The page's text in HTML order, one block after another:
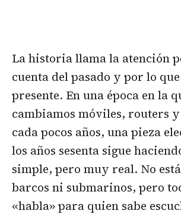
La historia llama la atención
cuenta del pasado y por lo
presente. En una época en la
cambiamos móviles, routers
cada pocos años, una pieza
los años sesenta sigue
simple, pero muy real. No
barcos ni submarinos, pero
«habla» para quien sabe